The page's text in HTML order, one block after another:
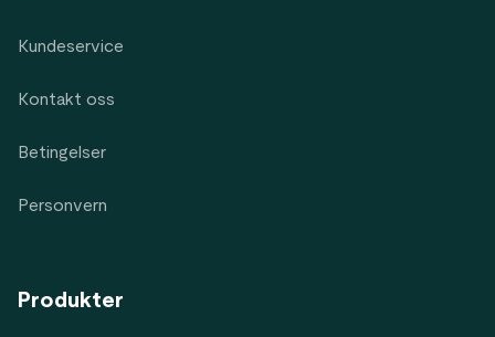
Kundeservice
Kontakt oss
Betingelser
Personvern
Produkter